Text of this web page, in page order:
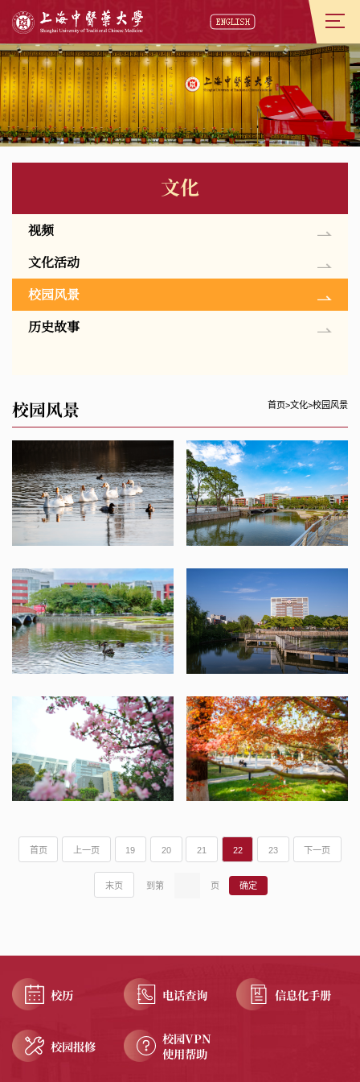
文化
视频
文化活动
校园风景
历史故事
校园风景 首页>文化>校园风景
首页 上一页 19 20 21 22 23 下一页
末页 到第 页
校历 电话查询 信息化手册
校园报修
校园VPN
使用帮助